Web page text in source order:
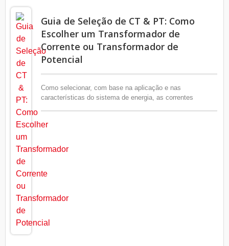
Guia de Seleção de CT & PT: Como
Escolher um Transformador de
Corrente ou Transformador de
Potencial
Como selecionar, com base na aplicação e nas
características do sistema de energia, as correntes